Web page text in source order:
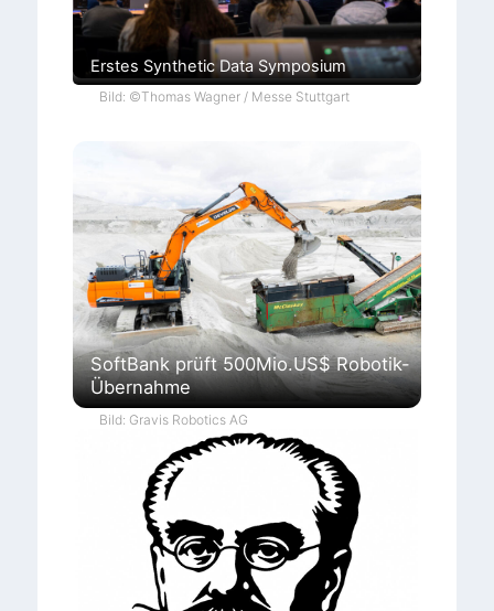
Erstes Synthetic Data Symposium
Bild: ©Thomas Wagner / Messe Stuttgart
SoftBank prüft 500Mio.US$ Robotik-
Übernahme
Bild: Gravis Robotics AG